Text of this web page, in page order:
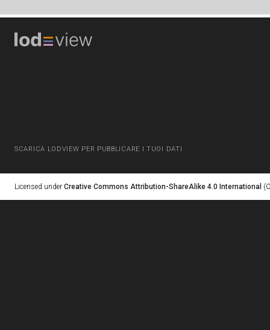
SCARICA LODVIEW PER PUBBLICARE I TUOI DATI
Licensed under Creative Commons Attribution-ShareAlike 4.0 International